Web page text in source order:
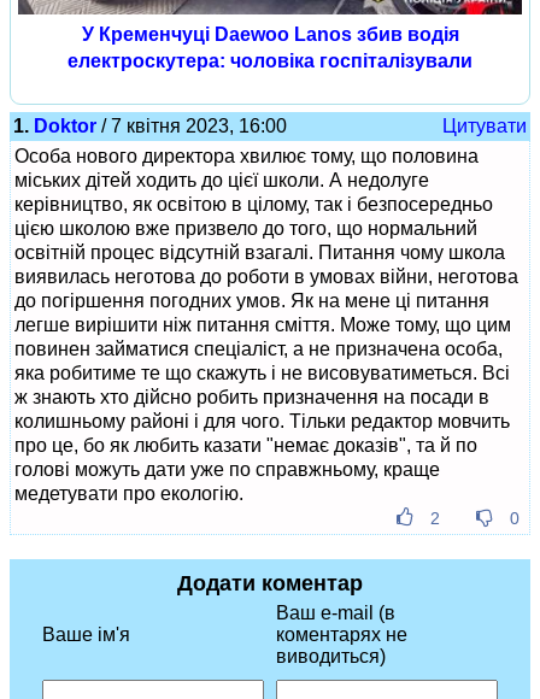
У Кременчуці Daewoo Lanos збив водія
електроскутера: чоловіка госпіталізували
1. Doktor / 7 квітня 2023, 16:00
Цитувати
Особа нового директора хвилює тому, що половина
міських дітей ходить до цієї школи. А недолуге
керівництво, як освітою в цілому, так і безпосередньо
цією школою вже призвело до того, що нормальний
освітній процес відсутній взагалі. Питання чому школа
виявилась неготова до роботи в умовах війни, неготова
до погіршення погодних умов. Як на мене ці питання
легше вирішити ніж питання сміття. Може тому, що цим
повинен займатися спеціаліст, а не призначена особа,
яка робитиме те що скажуть і не висовуватиметься. Всі
ж знають хто дійсно робить призначення на посади в
колишньому районі і для чого. Тільки редактор мовчить
про це, бо як любить казати "немає доказів", та й по
голові можуть дати уже по справжньому, краще
медетувати про екологію.
2 0
Додати коментар
Ваше ім'я
Ваш e-mail (в
коментарях не
виводиться)